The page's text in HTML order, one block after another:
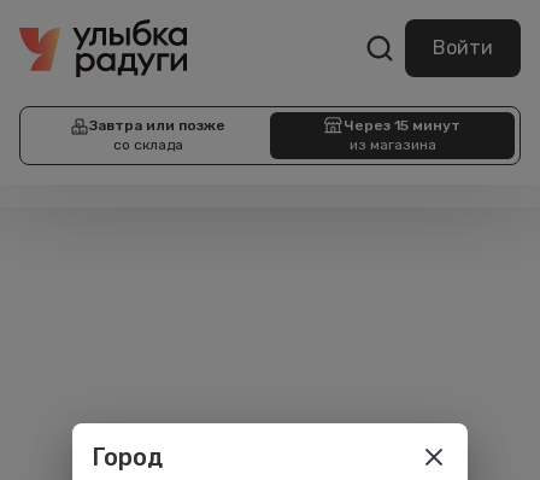
Войти
Завтра или позже
со склада
Через 15 минут
из магазина
Город